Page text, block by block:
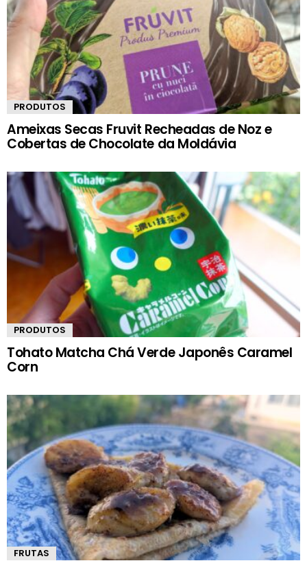
PRODUTOS
Ameixas Secas Fruvit Recheadas de Noz e
Cobertas de Chocolate da Moldávia
PRODUTOS
Tohato Matcha Chá Verde Japonês Caramel
Corn
FRUTAS